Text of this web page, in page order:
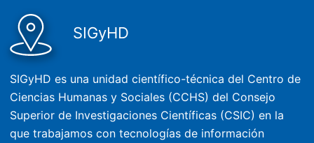
SIGyHD
SIGyHD es una unidad científico-técnica del Centro de
Ciencias Humanas y Sociales (CCHS) del Consejo
Superior de Investigaciones Científicas (CSIC) en la
que trabajamos con tecnologías de información